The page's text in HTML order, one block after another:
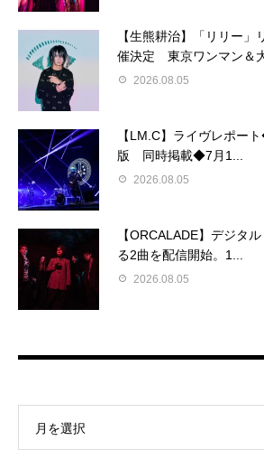
【生熊耕治】「リリー」
催決定 東京ワンマン＆
2026.08.05
【LM.C】ライヴレポー
版 同時掲載◆7月1...
2026.08.05
【ORCALADE】デジタ
る2曲を配信開始。1...
2026.08.05
月を選択